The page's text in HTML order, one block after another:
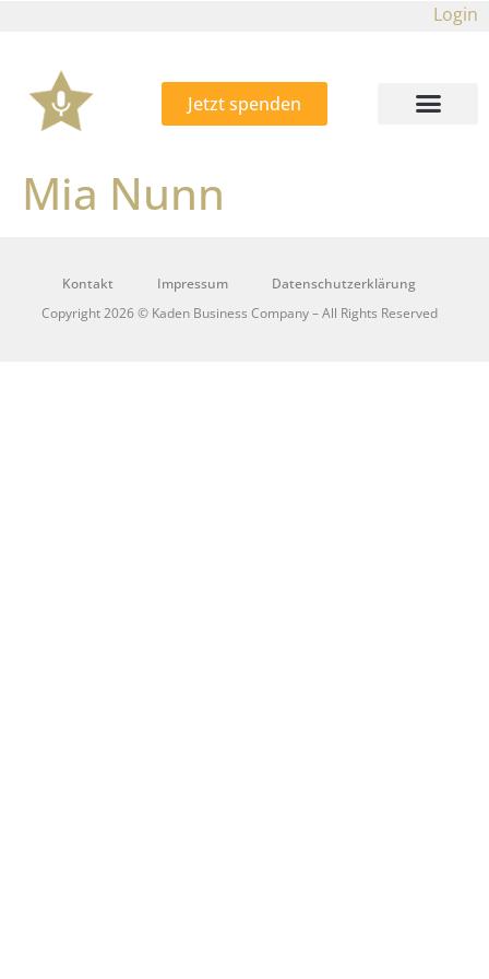
Login
Jetzt spenden
Mia Nunn
Kontakt Impressum
Datenschutzerklärung
Copyright 2026 © Kaden Business Company – All Rights Reserved